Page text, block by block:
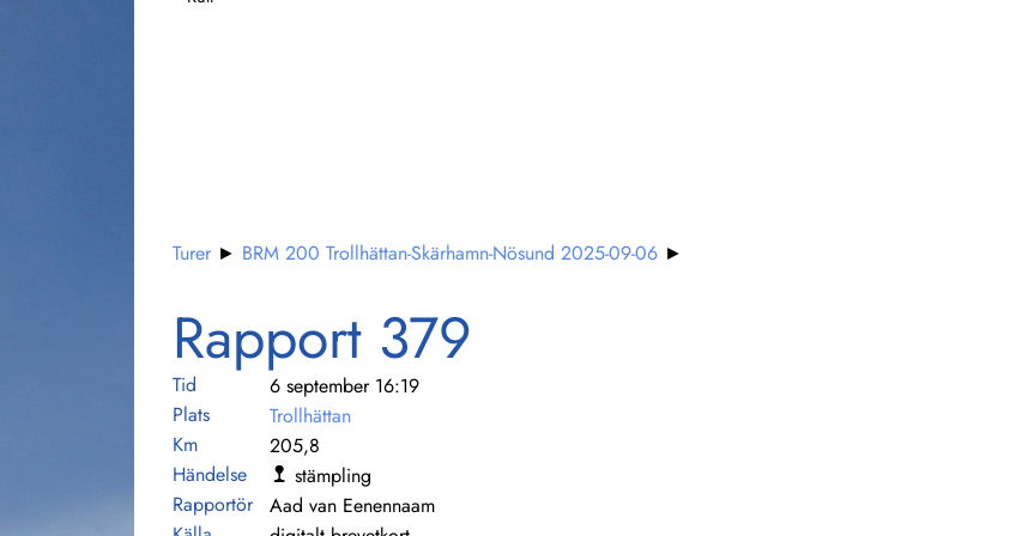
Turer ► BRM 200 Trollhättan-Skärhamn-Nösund 2025-09-06 ►
Rapport 379
Tid
6 september 16:19
Plats
Trollhättan
Km
205,8
Händelse
stämpling
Rapportör
Aad van Eenennaam